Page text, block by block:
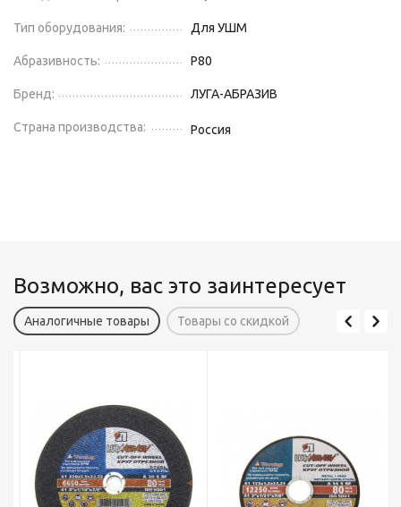
Тип оборудования: Для УШМ
Абразивность: P80
Бренд: ЛУГА-АБРАЗИВ
Страна производства: Россия
Возможно, вас это заинтересует
Аналогичные товары Товары со скидкой